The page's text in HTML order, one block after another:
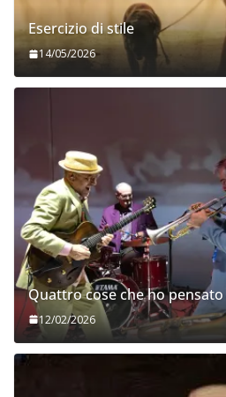
Esercizio di stile
14/05/2026
Quattro cose che ho
12/02/2026